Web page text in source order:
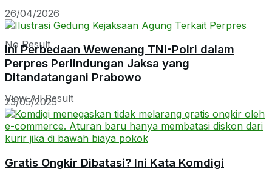
No Result
View All Result
26/04/2026
Ini Perbedaan Wewenang TNI-Polri dalam
Perpres Perlindungan Jaksa yang
Ditandatangani Prabowo
23/05/2025
Gratis Ongkir Dibatasi? Ini Kata Komdigi